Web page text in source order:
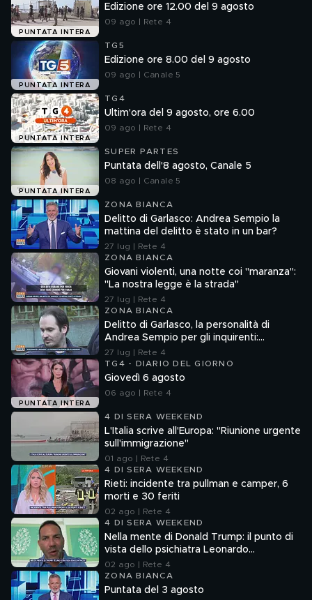
PUNTATA INTERA
Edizione ore 12.00 del 9 agosto
09 ago | Rete 4
PUNTATA INTERA
TG5
Edizione ore 8.00 del 9 agosto
09 ago | Canale 5
PUNTATA INTERA
TG4
Ultim'ora del 9 agosto, ore 6.00
09 ago | Rete 4
PUNTATA INTERA
SUPER PARTES
Puntata dell'8 agosto, Canale 5
08 ago | Canale 5
ZONA BIANCA
Delitto di Garlasco: Andrea Sempio la
mattina del delitto è stato in un bar?
27 lug | Rete 4
ZONA BIANCA
Giovani violenti, una notte coi "maranza":
"La nostra legge è la strada"
27 lug | Rete 4
ZONA BIANCA
Delitto di Garlasco, la personalità di
Andrea Sempio per gli inquirenti:
"Ossessionato e bugiardo"
27 lug | Rete 4
PUNTATA INTERA
TG4 - DIARIO DEL GIORNO
Giovedì 6 agosto
06 ago | Rete 4
4 DI SERA WEEKEND
L'Italia scrive all'Europa: "Riunione urgente
sull'immigrazione"
01 ago | Rete 4
4 DI SERA WEEKEND
Rieti: incidente tra pullman e camper, 6
morti e 30 feriti
02 ago | Rete 4
4 DI SERA WEEKEND
Nella mente di Donald Trump: il punto di
vista dello psichiatra Leonardo
Mendolicchio
02 ago | Rete 4
ZONA BIANCA
Puntata del 3 agosto